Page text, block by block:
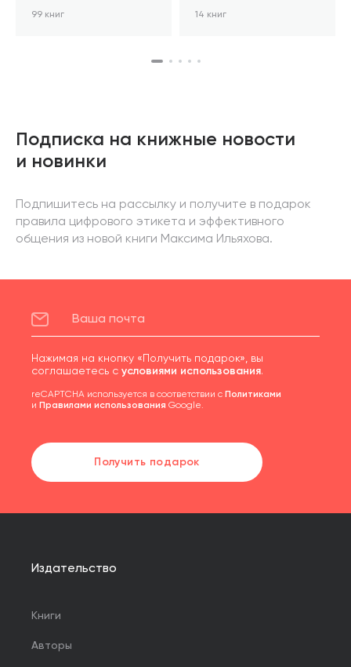
99 книг 14 книг
Подписка на книжные новости
и новинки
Подпишитесь на рассылку и получите в подарок
правила цифрового этикета и эффективного
общения из новой книги Максима Ильяхова.
Нажимая на кнопку «Получить подарок», вы
соглашаетесь с условиями использования.
reCAPTCHA используется в соответствии с Политиками
и Правилами использования Google.
Получить подарок
Издательство
Книги
Авторы